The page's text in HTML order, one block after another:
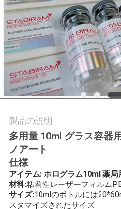
理
私
達
に
連
絡
し
な
さ
い
製品の説明
多用量 10ml グラス容器
ノアート
仕様
アイテム: ホログラム10ml 薬局
材料:粘着性レーザーフィルム
サイズ:10mlのボトルには
スタマイズされたサイズ